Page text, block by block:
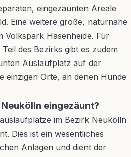
eingezäunten Areale
Eine weitere große, naturnahe
Volkspark Hasenheide. Für
des Bezirks gibt es zudem
Auslaufplatz auf der
einzigen Orte, an denen Hunde
eingezäunt?
im Bezirk Neukölln
Dies ist ein wesentliches
Anlagen und dient der